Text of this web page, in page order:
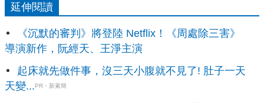
延伸閱讀
《沉默的審判》將登陸 Netflix！《周處除三害》
導演新作，阮經天、王淨主演
起床就先做件事，沒三天小腹就不見了! 肚子一天
天變...PR・新素簡